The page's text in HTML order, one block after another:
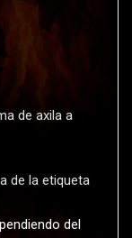
de axila a
de la etiqueta
del